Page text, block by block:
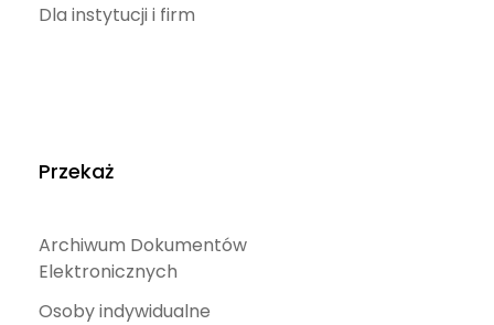
Dla instytucji i firm
Przekaż
Archiwum Dokumentów
Elektronicznych
Osoby indywidualne